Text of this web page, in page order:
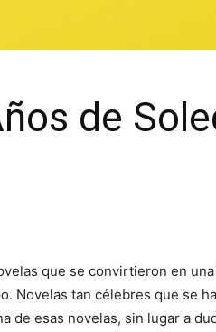
de
que se convirtieron en
Novelas tan célebres que se
de esas novelas, sin lugar a